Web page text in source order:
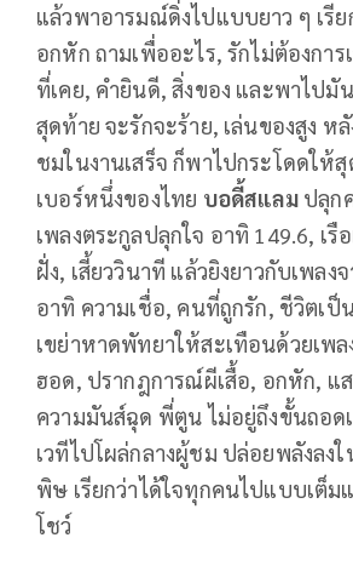
แล้วพาอารมณ์ดิ่งไปแบบยาว ๆ เรี
อกหัก ถามเพื่ออะไร, รักไม่ต้องการ
ที่เคย, คำยินดี, สิ่งของ และพาไปมั
สุดท้าย จะรักจะร้าย, เล่นของสูง ห
ชมในงานเสร็จ ก็พาไปกระโดดให้
เบอร์หนึ่งของไทย บอดี้สแลมปลุก
เพลงตระกูลปลุกใจ อาทิ 149.6, เรื
ฝั่ง, เสี้ยววินาที แล้วยิงยาวกับเพล
อาทิ ความเชื่อ, คนที่ถูกรัก, ชีวิตเป็
เขย่าหาดพัทยาให้สะเทือนด้วยเพล
ฮอด, ปรากฎการณ์ผีเสื้อ, อกหัก, แ
ความมันส์ฉุด พี่ตูน ไม่อยู่ถึงขั้นถอด
เวทีไปโผล่กลางผู้ชม ปล่อยพลังลง
พิษ เรียกว่าได้ใจทุกคนไปแบบเต็ม
โชว์